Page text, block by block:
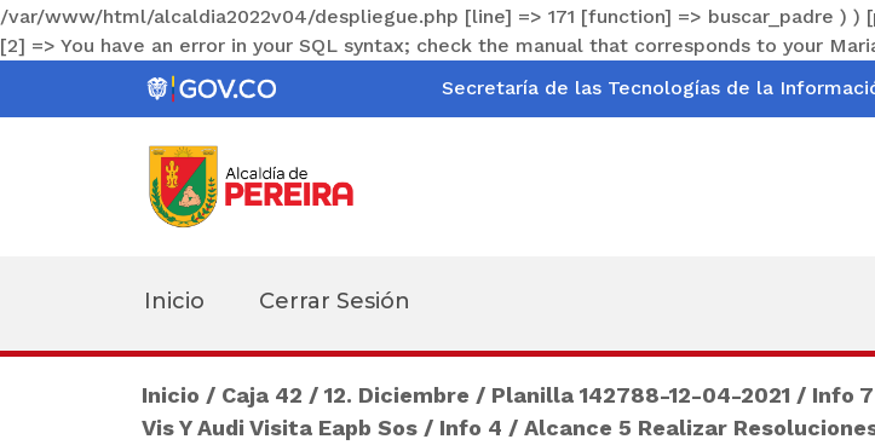
/var/www/html/alcaldia2022v04/despliegue.php [line] => 171 [function] => buscar_padre )
[2] => You have an error in your SQL syntax; check the manual that corresponds to your
Secretaría de las Tecnologías de la
Alcaldía
de
Pereira
Inicio Cerrar Sesión
Inicio / Caja 42 / 12. Diciembre / Planilla 142788-12-04-2021 / Info 7
Vis Y Audi Visita Eapb Sos / Info 4 / Alcance 5 Realizar